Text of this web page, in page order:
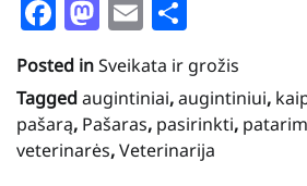
Facebook
Mastodon
Email
Posted inSveikata ir grožis
Taggedaugintiniai,augintiniui,
pašarą, Pašaras, pasirinkti,
veterinarės,Veterinarija